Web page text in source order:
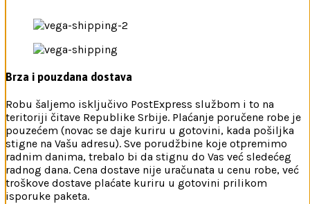
Brza i pouzdana dostava
Robu šaljemo isključivo PostExpress službom i to na
teritoriji čitave Republike Srbije. Plaćanje poručene robe je
pouzećem (novac se daje kuriru u gotovini, kada pošiljka
stigne na Vašu adresu). Sve porudžbine koje otpremimo
radnim danima, trebalo bi da stignu do Vas već sledećeg
radnog dana. Cena dostave nije uračunata u cenu robe, već
troškove dostave plaćate kuriru u gotovini prilikom
isporuke paketa.